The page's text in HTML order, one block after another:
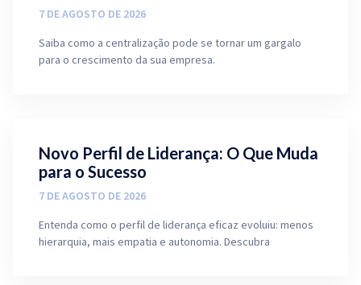
7 DE AGOSTO DE 2026
Saiba como a centralização pode se tornar um gargalo
para o crescimento da sua empresa.
Novo Perfil de Liderança: O Que Muda
para o Sucesso
7 DE AGOSTO DE 2026
Entenda como o perfil de liderança eficaz evoluiu: menos
hierarquia, mais empatia e autonomia. Descubra